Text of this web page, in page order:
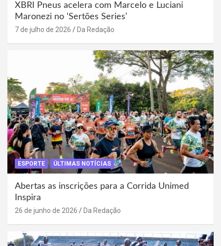
XBRI Pneus acelera com Marcelo e Luciani
Maronezi no ‘Sertões Series’
7 de julho de 2026 Da Redação
ESPORTE ÚLTIMAS NOTÍCIAS
Abertas as inscrições para a Corrida Unimed
Inspira
26 de junho de 2026 Da Redação